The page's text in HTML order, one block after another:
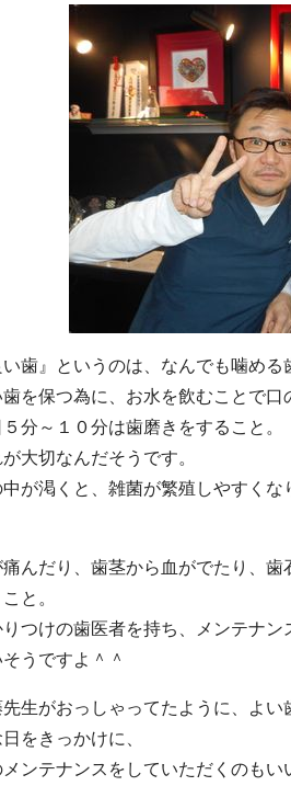
い歯』というのは、なんでも噛める
歯を保つ為に、お水を飲むことで口
５分～１０分は歯磨きをすること。
が大切なんだそうです。
中が渇くと、雑菌が繁殖しやすく
んだり、歯茎から血がでたり、
と。
つけの歯医者を持ち、メンテナ
そうですよ＾＾
生がおっしゃってたように、よ
をきっかけに、
ンテナンスをしていただくのもい